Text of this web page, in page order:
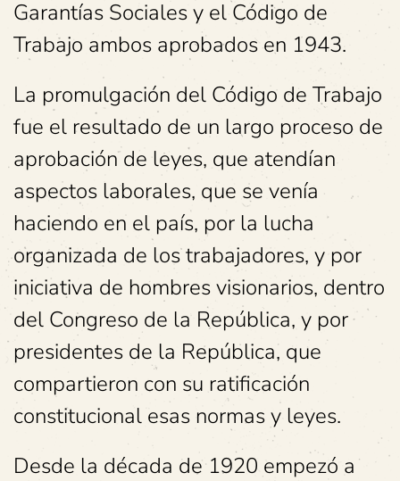
Garantías Sociales y el Código de
Trabajo ambos aprobados en 1943.
La promulgación del Código de Trabajo
fue el resultado de un largo proceso de
aprobación de leyes, que atendían
aspectos laborales, que se venía
haciendo en el país, por la lucha
organizada de los trabajadores, y por
iniciativa de hombres visionarios, dentro
del Congreso de la República, y por
presidentes de la República, que
compartieron con su ratificación
constitucional esas normas y leyes.
Desde la década de 1920 empezó a